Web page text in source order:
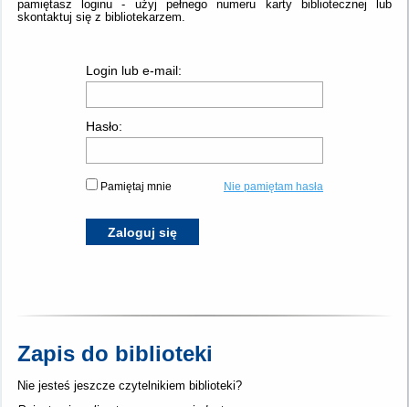
pamiętasz loginu - użyj pełnego numeru karty bibliotecznej lub
skontaktuj się z bibliotekarzem.
Login lub e-mail:
Hasło:
Pamiętaj mnie Nie pamiętam hasła
Zaloguj się
Zapis do biblioteki
Nie jesteś jeszcze czytelnikiem biblioteki?